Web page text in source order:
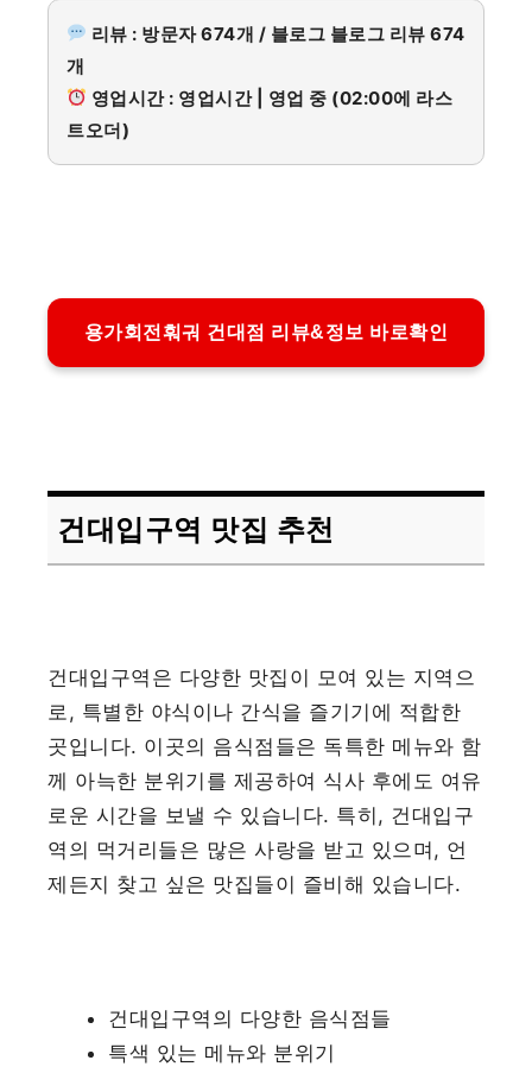
리뷰 : 방문자 674개 / 블로그 블로그 리뷰 674
개
영업시간 : 영업시간 | 영업 중 (02:00에 라스
트오더)
용가회전훠궈 건대점 리뷰&정보 바로확인
건대입구역 맛집 추천
건대입구역은 다양한 맛집이 모여 있는 지역으
로, 특별한 야식이나 간식을 즐기기에 적합한
곳입니다. 이곳의 음식점들은 독특한 메뉴와 함
께 아늑한 분위기를 제공하여 식사 후에도 여유
로운 시간을 보낼 수 있습니다. 특히, 건대입구
역의 먹거리들은 많은 사랑을 받고 있으며, 언
제든지 찾고 싶은 맛집들이 즐비해 있습니다.
건대입구역의 다양한 음식점들
특색 있는 메뉴와 분위기